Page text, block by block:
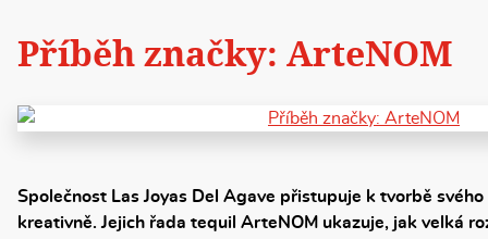
Příběh značky: ArteNOM
Společnost Las Joyas Del Agave přistupuje k tvorbě
kreativně. Jejich řada tequil ArteNOM ukazuje, jak velká